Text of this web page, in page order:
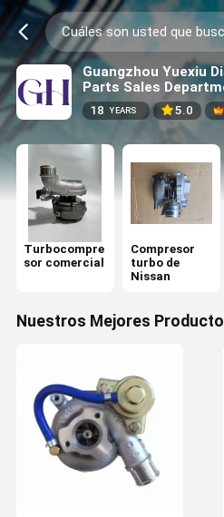
Guangzhou Yuexiu
Parts Sales
18 YEARS 5.0
Turbocompre
sor comercial
Compresor
turbo de
Nissan
Nuestros Mejores